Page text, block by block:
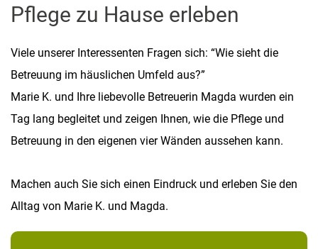
Pflege zu Hause erleben
Viele unserer Interessenten Fragen sich: “Wie sieht die
Betreuung im häuslichen Umfeld aus?”
Marie K. und Ihre liebevolle Betreuerin Magda wurden ein
Tag lang begleitet und zeigen Ihnen, wie die Pflege und
Betreuung in den eigenen vier Wänden aussehen kann.
Machen auch Sie sich einen Eindruck und erleben Sie den
Alltag von Marie K. und Magda.